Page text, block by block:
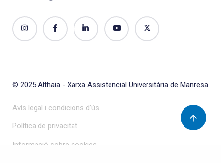
© 2025 Althaia - Xarxa Assistencial Universitària de Manresa
Avís legal i condicions d’ús
Política de privacitat
Informació sobre cookies